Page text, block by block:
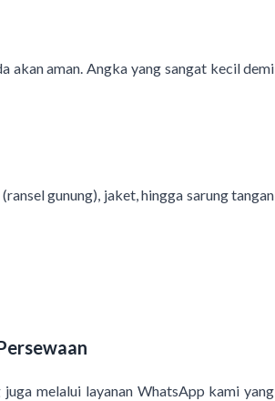
akan aman. Angka yang sangat kecil demi
gunung), jaket, hingga sarung tangan
melalui layanan WhatsApp kami yang